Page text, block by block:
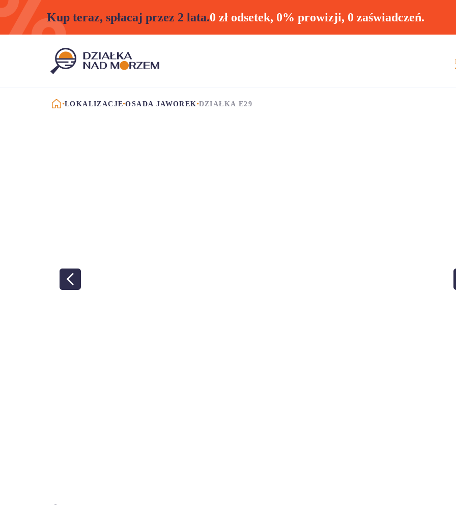
Kup teraz, spłacaj przez 2 lata.0 zł odsetek, 0% prowizji, 0 zaświadczeń.
STRONA GŁÓWNA
LOKALIZACJE OSADA JAWOREK DZIAŁKA E29